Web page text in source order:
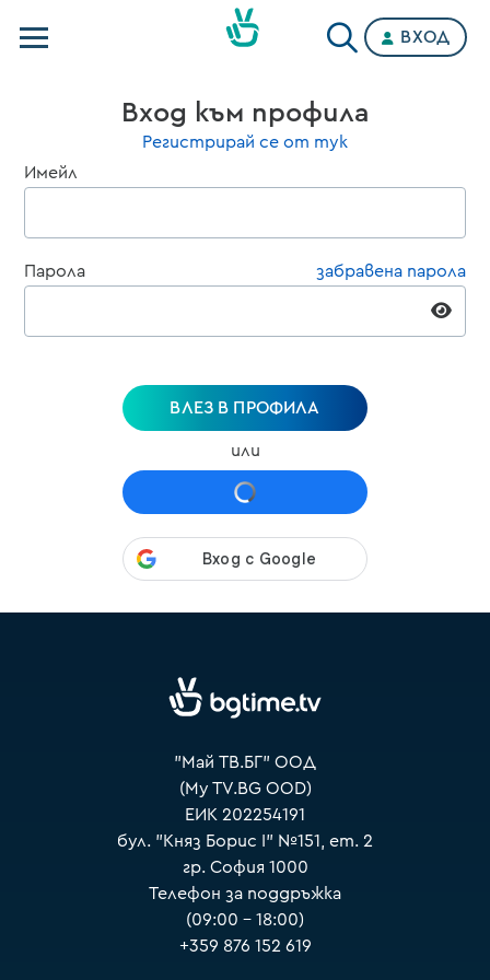
Категории
ВХОД
Вход към профила
Регистрирай се от тук
Имейл
Парола забравена парола
ВЛЕЗ В ПРОФИЛА
или
"Май ТВ.БГ" ООД
(My TV.BG OOD)
ЕИК 202254191
бул. "Княз Борис I" №151, ет. 2
гр. София 1000
Телефон за поддръжка
(09:00 – 18:00)
+359 876 152 619